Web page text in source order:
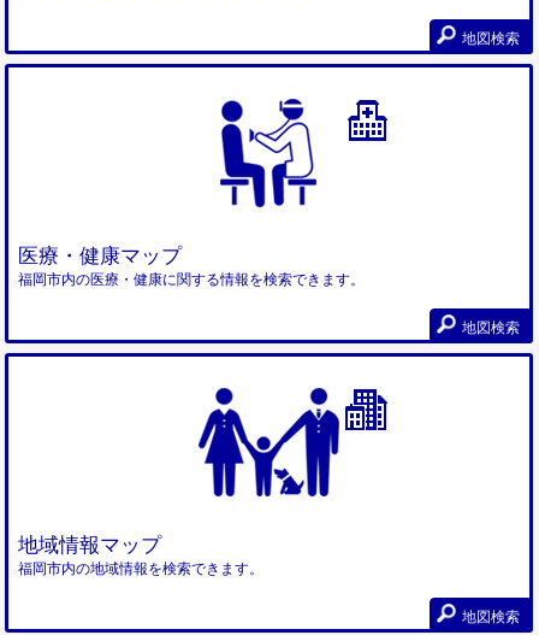
地図検索
医療・健康マップ
福岡市内の医療・健康に関する情報を検索できます。
地図検索
地域情報マップ
福岡市内の地域情報を検索できます。
地図検索